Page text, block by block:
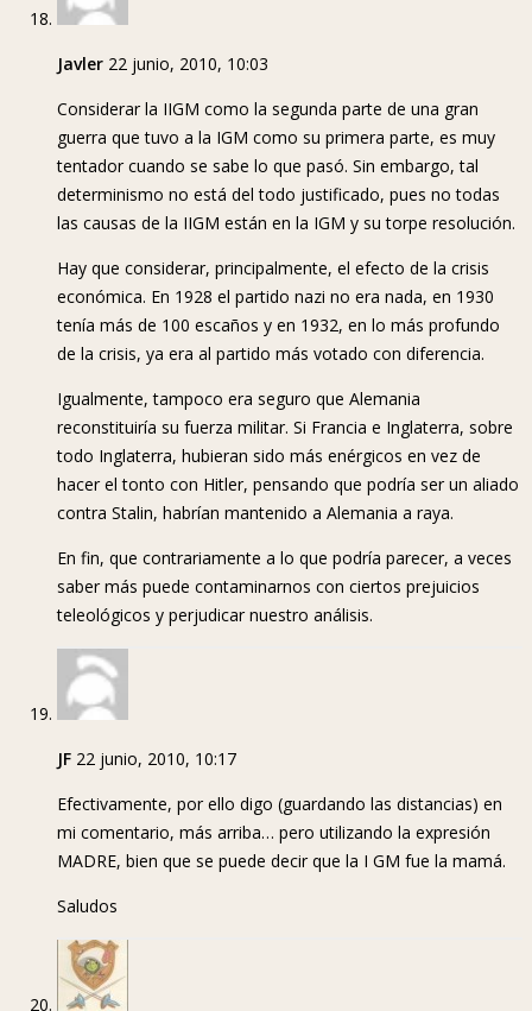
Javler 22 junio, 2010, 10:03
Considerar la IIGM como la segunda parte de una gran
guerra que tuvo a la IGM como su primera parte, es muy
tentador cuando se sabe lo que pasó. Sin embargo, tal
determinismo no está del todo justificado, pues no todas
las causas de la IIGM están en la IGM y su torpe resolución.
Hay que considerar, principalmente, el efecto de la crisis
económica. En 1928 el partido nazi no era nada, en 1930
tenía más de 100 escaños y en 1932, en lo más profundo
de la crisis, ya era al partido más votado con diferencia.
Igualmente, tampoco era seguro que Alemania
reconstituiría su fuerza militar. Si Francia e Inglaterra, sobre
todo Inglaterra, hubieran sido más enérgicos en vez de
hacer el tonto con Hitler, pensando que podría ser un aliado
contra Stalin, habrían mantenido a Alemania a raya.
En fin, que contrariamente a lo que podría parecer, a veces
saber más puede contaminarnos con ciertos prejuicios
teleológicos y perjudicar nuestro análisis.
JF 22 junio, 2010, 10:17
Efectivamente, por ello digo (guardando las distancias) en
mi comentario, más arriba… pero utilizando la expresión
MADRE, bien que se puede decir que la I GM fue la mamá.
Saludos